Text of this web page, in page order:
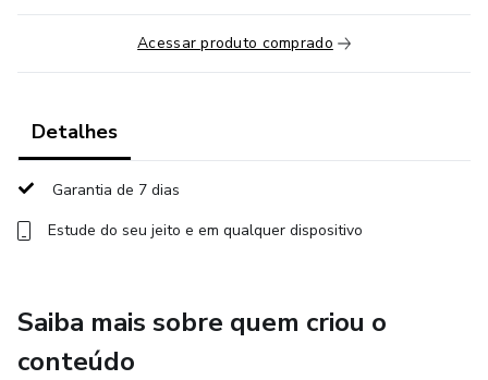
• 30 horas de encontros ao vivo em grupo
• 1 encontro semanal de 1 hora
• Turma exclusiva para a empresa
• Material didático incluso
• Curso gravado de apoio para dúvidas pontuais
• Acompanhamento da evolução da equipe
Acessar produto comprado
Detalhes
Garantia de 7 dias
Estude do seu jeito e em qualquer dispositivo
Saiba mais sobre quem criou o
conteúdo